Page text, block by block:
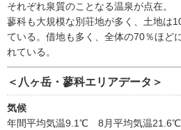
それぞれ泉質のことなる温泉が点在。
蓼科も大規模な別荘地が多く、土地は
ている。借地も多く、全体の70％ほど
れている。
＜八ヶ岳・蓼科エリアデータ＞
気候
年間平均気温9.1℃ 8月平均気温